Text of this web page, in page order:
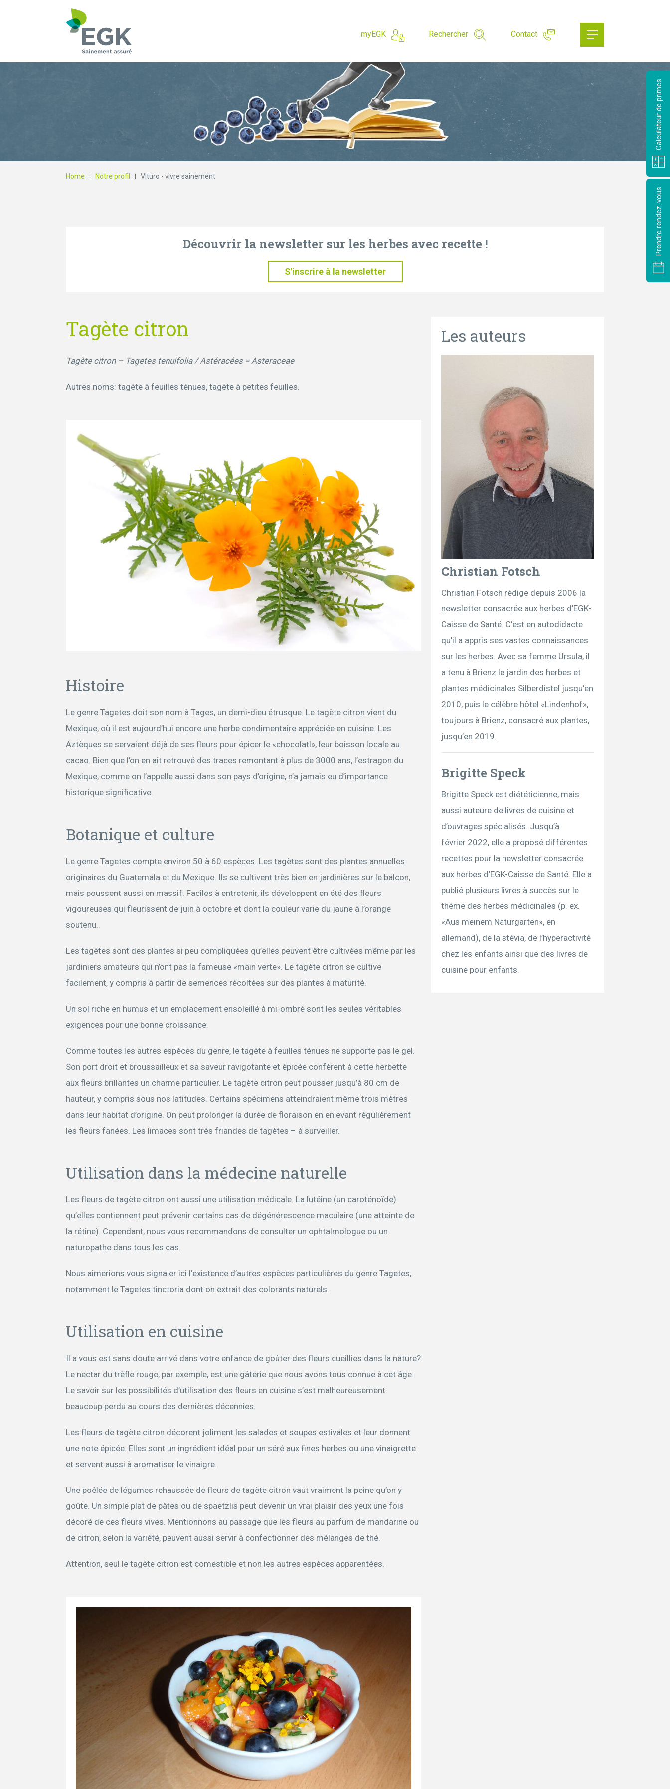
Calculateur de primes
Prendre rendez-vous
myEGK Rechercher Contact
Home Notre profil Vituro - vivre sainement
Découvrir la newsletter sur les herbes avec recette !
S'inscrire à la newsletter
Tagète citron
Tagète citron – Tagetes tenuifolia / Astéracées = Asteraceae
Autres noms: tagète à feuilles ténues, tagète à petites feuilles.
Histoire
Le genre Tagetes doit son nom à Tages, un demi-dieu étrusque. Le tagète citron vient du
Mexique, où il est aujourd’hui encore une herbe condimentaire appréciée en cuisine. Les
Aztèques se servaient déjà de ses fleurs pour épicer le «chocolatl», leur boisson locale au
cacao. Bien que l’on en ait retrouvé des traces remontant à plus de 3000 ans, l’estragon du
Mexique, comme on l’appelle aussi dans son pays d’origine, n’a jamais eu d’importance
historique significative.
Botanique et culture
Le genre Tagetes compte environ 50 à 60 espèces. Les tagètes sont des plantes annuelles
originaires du Guatemala et du Mexique. Ils se cultivent très bien en jardinières sur le balcon,
mais poussent aussi en massif. Faciles à entretenir, ils développent en été des fleurs
vigoureuses qui fleurissent de juin à octobre et dont la couleur varie du jaune à l’orange
soutenu.
Les tagètes sont des plantes si peu compliquées qu’elles peuvent être cultivées même par les
jardiniers amateurs qui n’ont pas la fameuse «main verte». Le tagète citron se cultive
facilement, y compris à partir de semences récoltées sur des plantes à maturité.
Un sol riche en humus et un emplacement ensoleillé à mi-ombré sont les seules véritables
exigences pour une bonne croissance.
Comme toutes les autres espèces du genre, le tagète à feuilles ténues ne supporte pas le gel.
Son port droit et broussailleux et sa saveur ravigotante et épicée confèrent à cette herbette
aux fleurs brillantes un charme particulier. Le tagète citron peut pousser jusqu’à 80 cm de
hauteur, y compris sous nos latitudes. Certains spécimens atteindraient même trois mètres
dans leur habitat d’origine. On peut prolonger la durée de floraison en enlevant régulièrement
les fleurs fanées. Les limaces sont très friandes de tagètes – à surveiller.
Utilisation dans la médecine naturelle
Les fleurs de tagète citron ont aussi une utilisation médicale. La lutéine (un caroténoïde)
qu’elles contiennent peut prévenir certains cas de dégénérescence maculaire (une atteinte de
la rétine). Cependant, nous vous recommandons de consulter un ophtalmologue ou un
naturopathe dans tous les cas.
Nous aimerions vous signaler ici l’existence d’autres espèces particulières du genre Tagetes,
notamment le Tagetes tinctoria dont on extrait des colorants naturels.
Utilisation en cuisine
Il a vous est sans doute arrivé dans votre enfance de goûter des fleurs cueillies dans la nature?
Le nectar du trèfle rouge, par exemple, est une gâterie que nous avons tous connue à cet âge.
Le savoir sur les possibilités d’utilisation des fleurs en cuisine s’est malheureusement
beaucoup perdu au cours des dernières décennies.
Les fleurs de tagète citron décorent joliment les salades et soupes estivales et leur donnent
une note épicée. Elles sont un ingrédient idéal pour un séré aux fines herbes ou une vinaigrette
et servent aussi à aromatiser le vinaigre.
Une poêlée de légumes rehaussée de fleurs de tagète citron vaut vraiment la peine qu’on y
goûte. Un simple plat de pâtes ou de spaetzlis peut devenir un vrai plaisir des yeux une fois
décoré de ces fleurs vives. Mentionnons au passage que les fleurs au parfum de mandarine ou
de citron, selon la variété, peuvent aussi servir à confectionner des mélanges de thé.
Attention, seul le tagète citron est comestible et non les autres espèces apparentées.
Les auteurs
Christian Fotsch
Christian Fotsch rédige depuis 2006 la
newsletter consacrée aux herbes d’EGK-
Caisse de Santé. C’est en autodidacte
qu’il a appris ses vastes connaissances
sur les herbes. Avec sa femme Ursula, il
a tenu à Brienz le jardin des herbes et
plantes médicinales Silberdistel jusqu’en
2010, puis le célèbre hôtel «Lindenhof»,
toujours à Brienz, consacré aux plantes,
jusqu’en 2019.
Brigitte Speck
Brigitte Speck est diététicienne, mais
aussi auteure de livres de cuisine et
d’ouvrages spécialisés. Jusqu’à
février 2022, elle a proposé différentes
recettes pour la newsletter consacrée
aux herbes d’EGK-Caisse de Santé. Elle a
publié plusieurs livres à succès sur le
thème des herbes médicinales (p. ex.
«Aus meinem Naturgarten», en
allemand), de la stévia, de l’hyperactivité
chez les enfants ainsi que des livres de
cuisine pour enfants.
Qu'est-ce que vous cherchez?